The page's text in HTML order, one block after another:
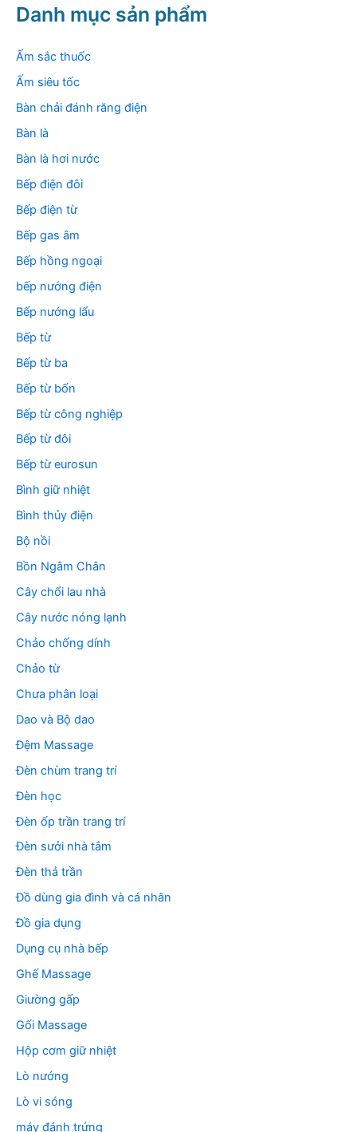
k
i
m
Danh mục sản phẩm
Ấm sắc thuốc
Ấm siêu tốc
Bàn chải đánh răng điện
Bàn là
Bàn là hơi nước
Bếp điện đôi
Bếp điện từ
Bếp gas âm
Bếp hồng ngoại
bếp nướng điện
Bếp nướng lẩu
Bếp từ
Bếp từ ba
Bếp từ bốn
Bếp từ công nghiệp
Bếp từ đôi
Bếp từ eurosun
Bình giữ nhiệt
Bình thủy điện
Bộ nồi
Bồn Ngâm Chân
Cây chổi lau nhà
Cây nước nóng lạnh
Chảo chống dính
Chảo từ
Chưa phân loại
Dao và Bộ dao
Đệm Massage
Đèn chùm trang trí
Đèn học
Đèn ốp trần trang trí
Đèn sưởi nhà tắm
Đèn thả trần
Đồ dùng gia đình và cá nhân
Đồ gia dụng
Dụng cụ nhà bếp
Ghế Massage
Giường gấp
Gối Massage
Hộp cơm giữ nhiệt
Lò nướng
Lò vi sóng
máy đánh trứng